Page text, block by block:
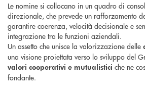
Le nomine si collocano in un quadro di
direzionale, che prevede un rafforzamento
garantire coerenza, velocità decisionale e
integrazione tra le funzioni aziendali.
Un assetto che unisce la valorizzazione delle
una visione proiettata verso lo sviluppo del
valori cooperativi e mutualistici che ne
fondante.